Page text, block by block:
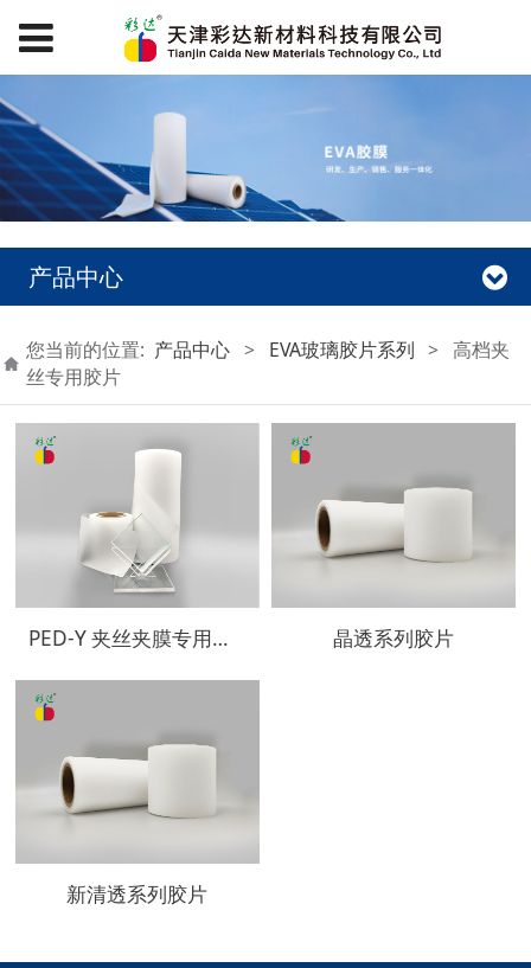
产品中心
您当前的位置: 产品中心 > EVA玻璃胶片系列 >
高档夹
丝专用胶片
PED-Y 夹丝夹膜专用低温超透胶片 晶透系列胶片
新清透系列胶片